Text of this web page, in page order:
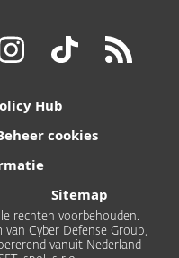
Hub
cookies
Sitemap
rechten voorbehouden.
van Cyber Defense Group,
vanuit Nederland